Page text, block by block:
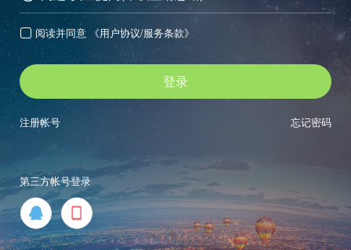
 阅读并同意 《用户协议/服务条款》
登录
忘记密码
注册帐号
第三方帐号登录
 